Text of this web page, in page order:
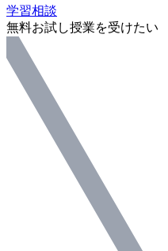
学習相談
無料お試し授業を受けたい